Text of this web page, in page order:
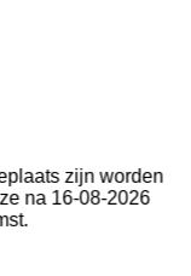
zijn worden
na 16-08-2026